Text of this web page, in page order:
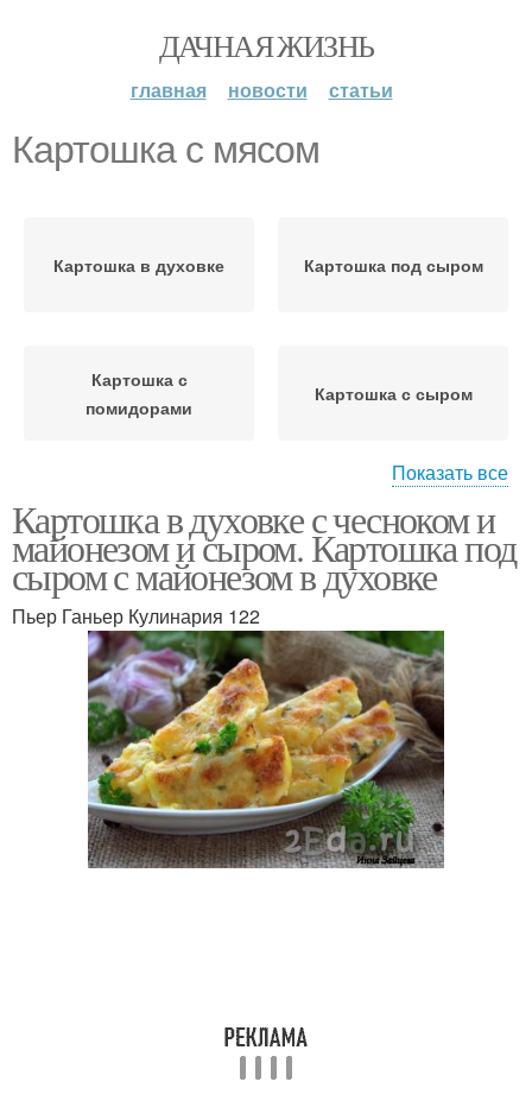
ДАЧНАЯ ЖИЗНЬ
главная новости статьи
Картошка с мясом
Картошка в духовке Картошка под сыром
Картошка с
помидорами
Картошка с сыром
Картошка с беконом Картошка с майонезом
Картошка с острым
соусом
Запеченная картошка
Картошки в духовке
Показать все
Картошка в духовке с чесноком и
майонезом и сыром. Картошка под
сыром с майонезом в духовке
Пьер Ганьер Кулинария 122